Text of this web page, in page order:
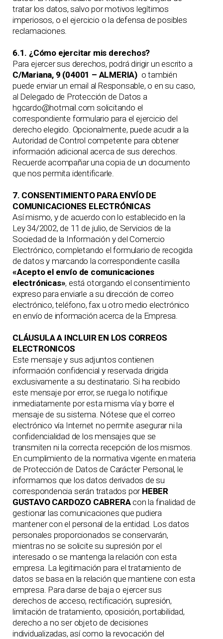
tratar los datos, salvo por motivos legítimos
imperiosos, o el ejercicio o la defensa de posibles
reclamaciones.
6.1. ¿Cómo ejercitar mis derechos?
Para ejercer sus derechos, podrá dirigir un escrito a
C/Mariana, 9 (04001 – ALMERIA) o también
puede enviar un email al Responsable, o en su caso,
al Delegado de Protección de Datos a
hgcardo@hotmail.com solicitando el
correspondiente formulario para el ejercicio del
derecho elegido. Opcionalmente, puede acudir a la
Autoridad de Control competente para obtener
información adicional acerca de sus derechos.
Recuerde acompañar una copia de un documento
que nos permita identificarle.
7. CONSENTIMIENTO PARA ENVÍO DE
COMUNICACIONES ELECTRÓNICAS
Así mismo, y de acuerdo con lo establecido en la
Ley 34/2002, de 11 de julio, de Servicios de la
Sociedad de la Información y del Comercio
Electrónico, completando el formulario de recogida
de datos y marcando la correspondiente casilla
«Acepto el envío de comunicaciones
electrónicas», está otorgando el consentimiento
expreso para enviarle a su dirección de correo
electrónico, teléfono, fax u otro medio electrónico
en envío de información acerca de la Empresa.
CLÁUSULA A INCLUIR EN LOS CORREOS
ELECTRONICOS
Este mensaje y sus adjuntos contienen
información confidencial y reservada dirigida
exclusivamente a su destinatario. Si ha recibido
este mensaje por error, se ruega lo notifique
inmediatamente por esta misma vía y borre el
mensaje de su sistema. Nótese que el correo
electrónico vía Internet no permite asegurar ni la
confidencialidad de los mensajes que se
transmiten ni la correcta recepción de los mismos.
En cumplimiento de la normativa vigente en materia
de Protección de Datos de Carácter Personal, le
informamos que los datos derivados de su
correspondencia serán tratados por HEBER
GUSTAVO CARDOZO CABRERAcon la finalidad de
gestionar las comunicaciones que pudiera
mantener con el personal de la entidad. Los datos
personales proporcionados se conservarán,
mientras no se solicite su supresión por el
interesado o se mantenga la relación con esta
empresa. La legitimación para el tratamiento de
datos se basa en la relación que mantiene con esta
empresa. Para darse de baja o ejercer sus
derechos de acceso, rectificación, supresión,
limitación de tratamiento, oposición, portabilidad,
derecho a no ser objeto de decisiones
individualizadas, así como la revocación del